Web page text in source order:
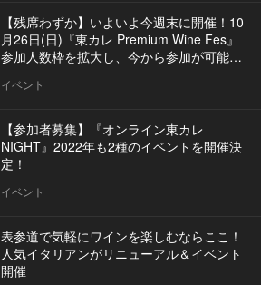
【残席わずか】いよいよ今週末に開催！10
月26日(日)『東カレ Premium Wine Fes』
参加人数枠を拡大し、今から参加が可能
イベント
【参加者募集】『オンライン東カレ
NIGHT』2022年も2種のイベントを開催決
定！
イベント
表参道で気軽にワインを楽しむならここ！
人気イタリアンがリニューアル＆イベント
開催